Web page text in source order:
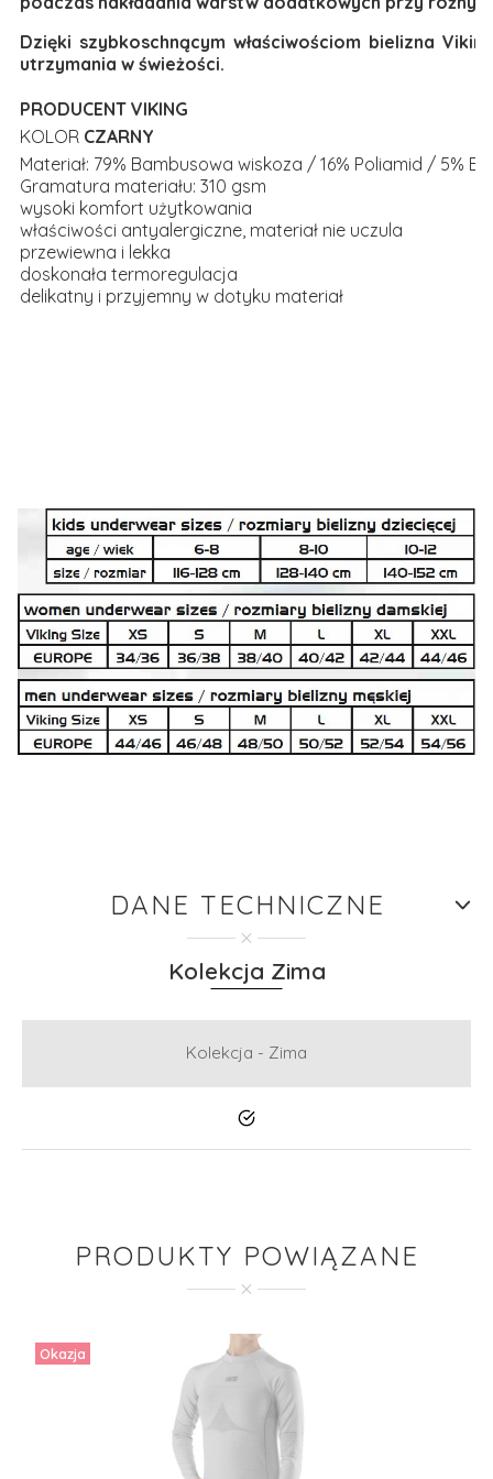
Dzięki szybkoschnącym właściwościom bielizna
utrzymania w świeżości.
PRODUCENT VIKING
KOLOR CZARNY
Materiał: 79% Bambusowa wiskoza / 16% Poliamid / 5%
Gramatura materiału: 310 gsm
wysoki komfort użytkowania
właściwości antyalergiczne, materiał nie uczula
przewiewna i lekka
doskonała termoregulacja
delikatny i przyjemny w dotyku materiał
DANE TECHNICZNE
Kolekcja Zima
Kolekcja - Zima
Tak
PRODUKTY POWIĄZANE
Okazja